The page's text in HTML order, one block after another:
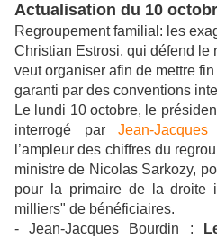
Actualisation du 10
Regroupement familial: les
Christian Estrosi, qui défend le
veut organiser afin de mettre
garanti par des conventions
Le lundi 10 octobre, le
interrogé par Jean-
l’ampleur des chiffres du
ministre de Nicolas Sarkozy,
pour la primaire de la droite
milliers" de bénéficiaires.
- Jean-Jacques Bourdin :